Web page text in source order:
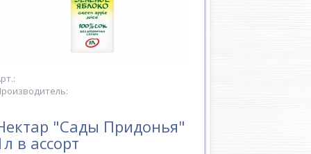
"Сады Придонья"
в ассорт